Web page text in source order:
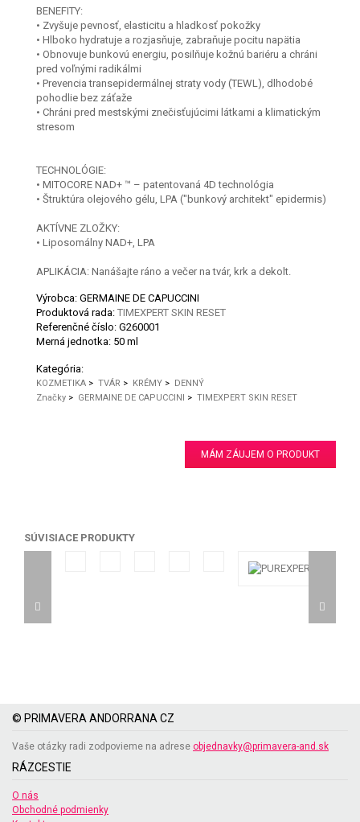
BENEFITY:
• Zvyšuje pevnosť, elasticitu a hladkosť pokožky
• Hlboko hydratuje a rozjasňuje, zabraňuje pocitu napätia
• Obnovuje bunkovú energiu, posilňuje kožnú bariéru a chráni
pred voľnými radikálmi
• Prevencia transepidermálnej straty vody (TEWL), dlhodobé
pohodlie bez záťaže
• Chráni pred mestskými znečisťujúcimi látkami a klimatickým
stresom
TECHNOLÓGIE:
• MITOCORE NAD+ ™ – patentovaná 4D technológia
• Štruktúra olejového gélu, LPA ("bunkový architekt" epidermis)
AKTÍVNE ZLOŽKY:
• Liposomálny NAD+, LPA
APLIKÁCIA: Nanášajte ráno a večer na tvár, krk a dekolt.
Výrobca: GERMAINE DE CAPUCCINI
Produktová rada: TIMEXPERT SKIN RESET
Referenčné číslo: G260001
Merná jednotka: 50 ml
Kategória:
KOZMETIKA > TVÁR > KRÉMY > DENNÝ
Značky > GERMAINE DE CAPUCCINI > TIMEXPERT SKIN RESET
MÁM ZÁUJEM O PRODUKT
SÚVISIACE PRODUKTY
© PRIMAVERA ANDORRANA CZ
Vaše otázky radi zodpovieme na adrese objednavky@primavera-and.sk
RÁZCESTIE
O nás
Obchodné podmienky